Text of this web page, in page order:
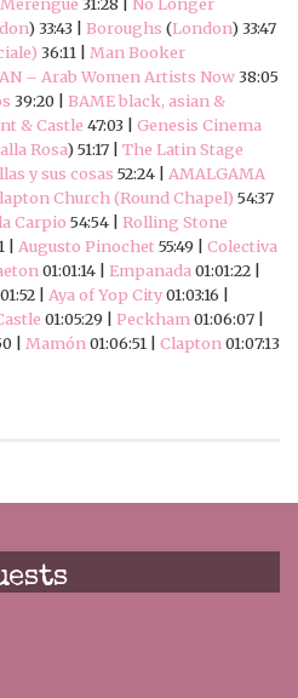
) 33:43 | Boroughs (London) 33:47
36:11 | Man Booker
– Arab Women Artists Now 38:05
39:20 | BAME black, asian &
& Castle 47:03 | Genesis Cinema
Rosa) 51:17 | The Latin Stage
y sus cosas 52:24 | AMALGAMA
Church (Round Chapel) 54:37
Carpio 54:54 | Rolling Stone
| Augusto Pinochet55:49 | Colectiva
01:01:14 | Empanada 01:01:22 |
| Aya of Yop City01:03:16 |
01:05:29 | Peckham 01:06:07 |
| Mamón 01:06:51 | Clapton 01:07:13